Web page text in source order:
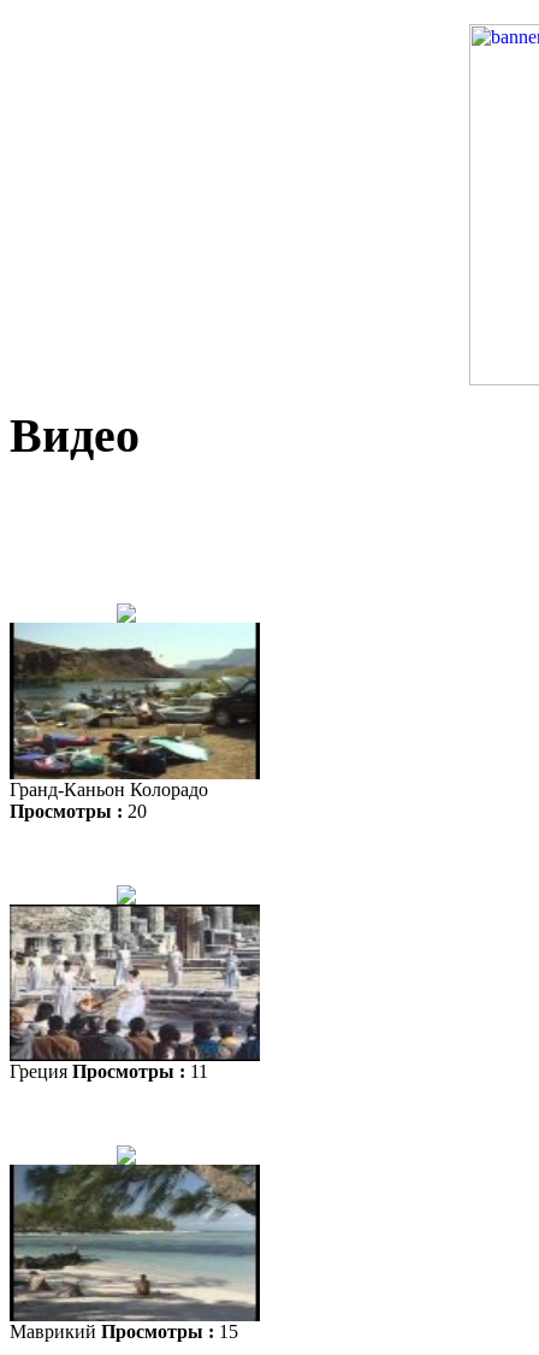
Видео
Гранд-Каньон Колорадо
Просмотры : 20
Греция Просмотры : 11
Маврикий Просмотры : 15